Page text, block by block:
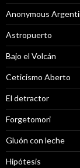
Anonymous
Astropuerto
Bajo el Volcán
Ceticismo Aberto
El detractor
Forgetomori
Gluón con leche
Hipótesis